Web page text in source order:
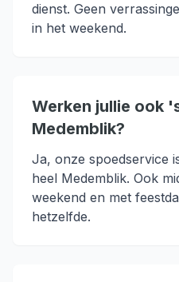
dienst. Geen
in het weekend.
Werken jullie ook
Medemblik?
Ja, onze spoedservice
heel Medemblik. Ook
weekend en met
hetzelfde.